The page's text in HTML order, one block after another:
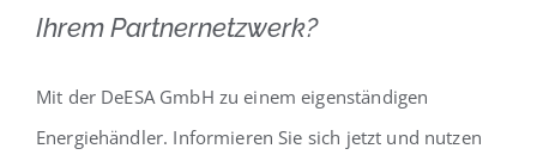
Ihrem Partnernetzwerk?
Mit der DeESA GmbH zu einem eigenständigen
Energiehändler. Informieren Sie sich jetzt und nutzen